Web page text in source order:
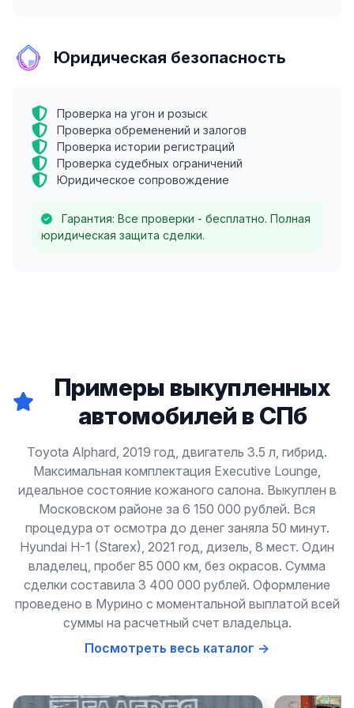
Юридическая безопасность
Проверка на угон и розыск
Проверка обременений и залогов
Проверка истории регистраций
Проверка судебных ограничений
Юридическое сопровождение
Гарантия: Все проверки - бесплатно. Полная
юридическая защита сделки.
Примеры выкупленных
автомобилей в СПб
Toyota Alphard, 2019 год, двигатель 3.5 л, гибрид.
Максимальная комплектация Executive Lounge,
идеальное состояние кожаного салона. Выкуплен в
Московском районе за 6 150 000 рублей. Вся
процедура от осмотра до денег заняла 50 минут.
Hyundai H-1 (Starex), 2021 год, дизель, 8 мест. Один
владелец, пробег 85 000 км, без окрасов. Сумма
сделки составила 3 400 000 рублей. Оформление
проведено в Мурино с моментальной выплатой всей
суммы на расчетный счет владельца.
Посмотреть весь каталог →